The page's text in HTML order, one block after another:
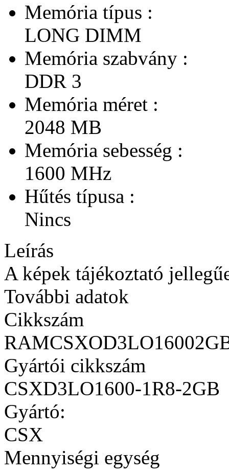
Memória típus :
LONG DIMM
Memória szabvány :
DDR 3
Memória méret :
2048 MB
Memória sebesség :
1600 MHz
Hűtés típusa :
Nincs
Leírás
A képek tájékoztató
További adatok
Cikkszám
Gyártói cikkszám
CSXD3LO1600-1R8-2GB
Gyártó:
CSX
Mennyiségi egység